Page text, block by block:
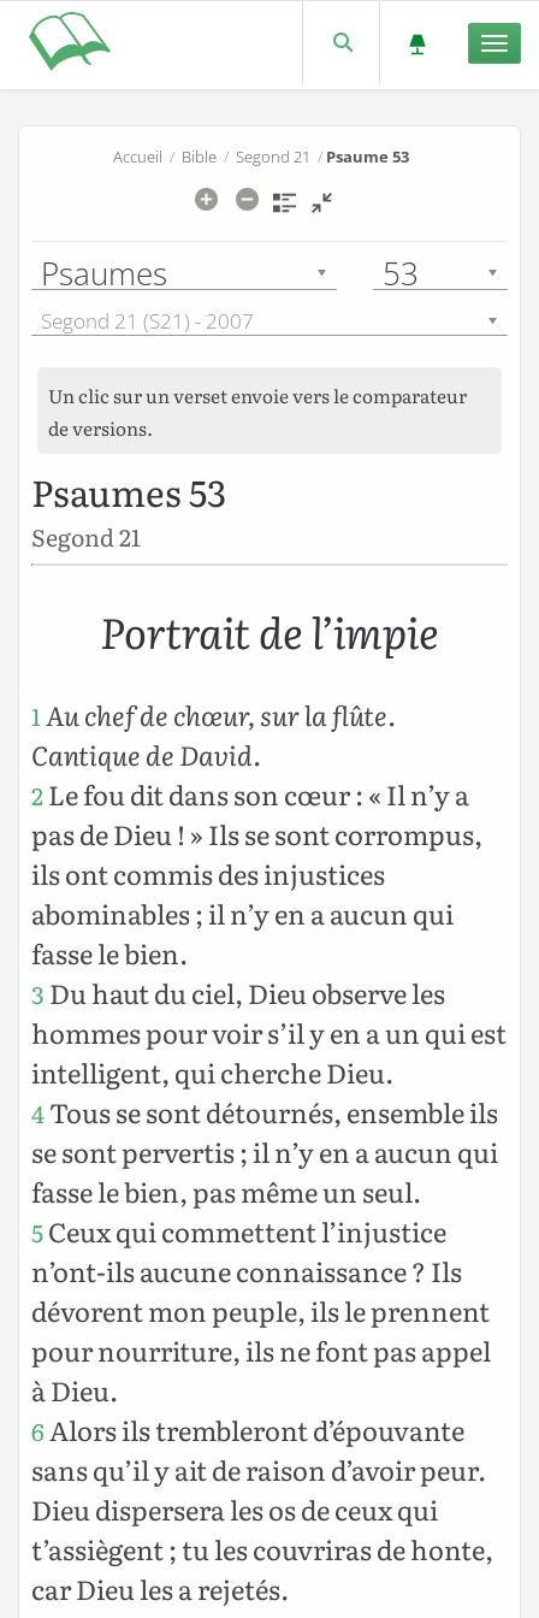
Accueil / Bible /Segond 21 / Psaume 53
Psaumes 53
Segond 21 (S21) - 2007
Un clic sur un verset envoie vers le comparateur
de versions.
Psaumes 53
Segond 21
Portrait de l’impie
1 Au chef de chœur, sur la flûte.
Cantique de David.
2Le fou dit dans son cœur : « Il n’y a
pas de Dieu ! » Ils se sont corrompus,
ils ont commis des injustices
abominables ; il n’y en a aucun qui
fasse le bien.
3 Du haut du ciel, Dieu observe les
hommes pour voir s’il y en a un qui est
intelligent, qui cherche Dieu.
4Tous se sont détournés, ensemble ils
se sont pervertis ; il n’y en a aucun qui
fasse le bien, pas même un seul.
5Ceux qui commettent l’injustice
n’ont-ils aucune connaissance ? Ils
dévorent mon peuple, ils le prennent
pour nourriture, ils ne font pas appel
à Dieu.
6Alors ils trembleront d’épouvante
sans qu’il y ait de raison d’avoir peur.
Dieu dispersera les os de ceux qui
t’assiègent ; tu les couvriras de honte,
car Dieu les a rejetés.